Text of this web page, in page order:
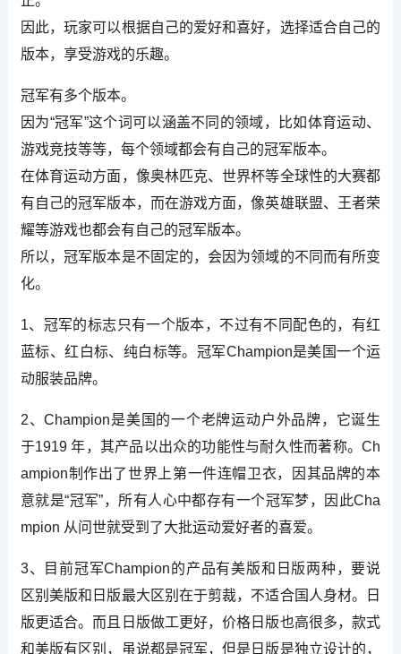
因此，玩家可以根据自己的爱好和喜好，选择适合自己的
版本，享受游戏的乐趣。
冠军有多个版本。
因为“冠军”这个词可以涵盖不同的领域，比如体育运动、
游戏竞技等等，每个领域都会有自己的冠军版本。
在体育运动方面，像奥林匹克、世界杯等全球性的大赛都
有自己的冠军版本，而在游戏方面，像英雄联盟、王者荣
耀等游戏也都会有自己的冠军版本。
所以，冠军版本是不固定的，会因为领域的不同而有所变
化。
1、冠军的标志只有一个版本，不过有不同配色的，有红
蓝标、红白标、纯白标等。冠军Champion是美国一个运
动服装品牌。
2、Champion是美国的一个老牌运动户外品牌，它诞生
于1919 年，其产品以出众的功能性与耐久性而著称。Ch
ampion制作出了世界上第一件连帽卫衣，因其品牌的本
意就是“冠军”，所有人心中都存有一个冠军梦，因此Cha
mpion 从问世就受到了大批运动爱好者的喜爱。
3、目前冠军Champion的产品有美版和日版两种，要说
区别美版和日版最大区别在于剪裁，不适合国人身材。日
版更适合。而且日版做工更好，价格日版也高很多，款式
和美版有区别，虽说都是冠军，但是日版是独立设计的，